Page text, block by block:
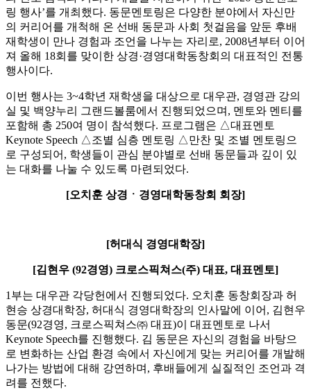
링 행사’를 개최했다. 동문멘토링은 다양한 분야에서 자신만
의 커리어를 개척해 온 선배 동문과 사회 첫걸음을 앞둔 후배
재학생이 만나 경험과 조언을 나누는 자리로, 2008년부터 이어
져 올해 18회를 맞이한 상경·경영대학동창회의 대표적인 전통
행사이다.
이번 행사는 3~4학년 재학생을 대상으로 대우관, 경영관 강의
실 및 백양누리 그랜드볼룸에서 진행되었으며, 멘토와 멘티를
포함해 총 250여 명이 참석했다. 프로그램은 △대표멘토
Keynote Speech △조별 심층 멘토링 △만찬 및 조별 멘토링으
로 구성되어, 학생들이 관심 분야별로 선배 동문들과 깊이 있
는 대화를 나눌 수 있도록 마련되었다.
[오치훈 상경ㆍ경영대학동창회 회장]
[허대식 경영대학장]
[김현우 (92경영) 크로스픽쳐스(주) 대표, 대표멘토]
1부는 대우관 각당헌에서 진행되었다. 오치훈 동창회장과 허
현승 상경대학장, 허대식 경영대학장의 인사말에 이어, 김현우
동문(92경영, 크로스픽쳐스㈜ 대표)이 대표멘토로 나서
Keynote Speech를 진행했다. 김 동문은 자신의 경험을 바탕으
로 변화하는 산업 환경 속에서 자신에게 맞는 커리어를 개발해
나가는 방법에 대해 강연하며, 후배들에게 실질적인 조언과 격
려를 전했다.